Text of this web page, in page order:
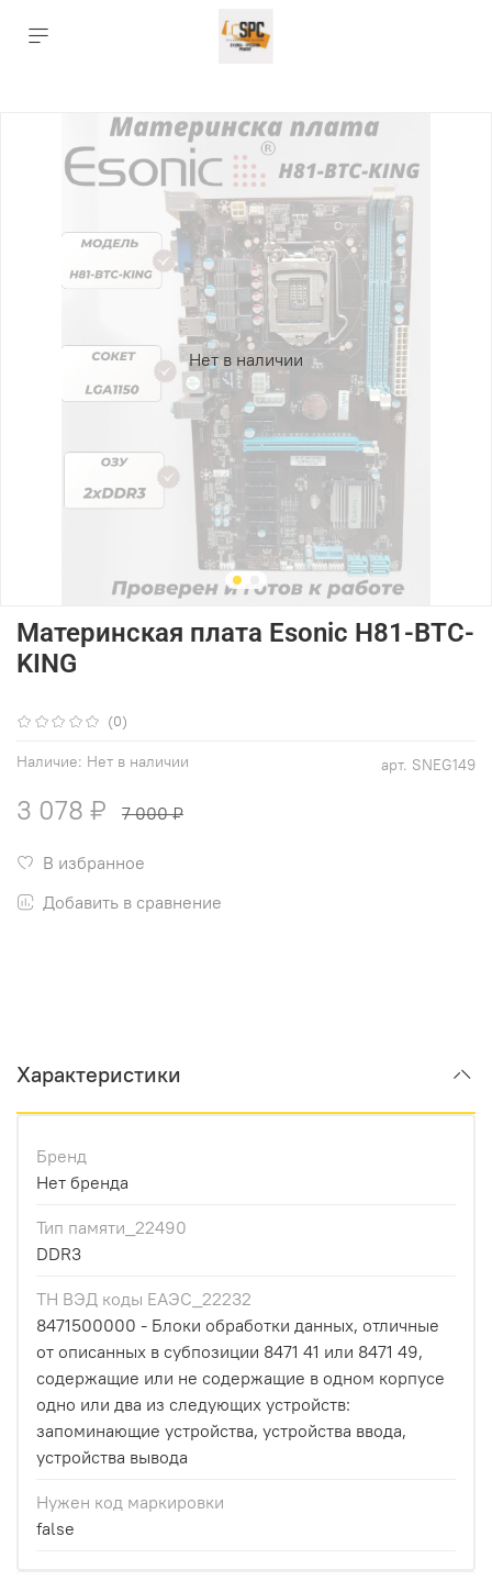
Нет в наличии
(0)
арт. SNEG149
Наличие: Нет в наличии
Материнская плата Esonic H81-BTC-
KING
3 078 ₽ 7 000 ₽
В избранное
Добавить в сравнение
Характеристики
Бренд
Нет бренда
Тип памяти_22490
DDR3
ТН ВЭД коды ЕАЭС_22232
8471500000 - Блоки обработки данных, отличные
от описанных в субпозиции 8471 41 или 8471 49,
содержащие или не содержащие в одном корпусе
одно или два из следующих устройств:
запоминающие устройства, устройства ввода,
устройства вывода
Нужен код маркировки
false